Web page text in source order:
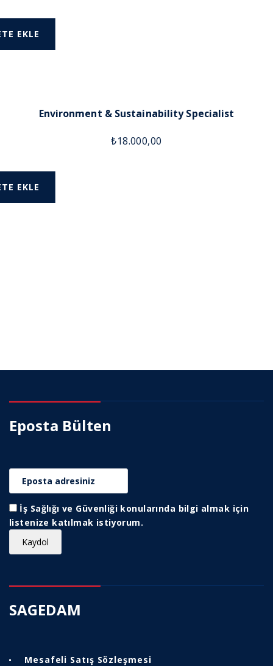
EKLE
Environment & Sustainability Specialist
₺18.000,00
EKLE
Eposta Bülten
İş Sağlığı ve Güvenliği konularında bilgi almak için
listenize katılmak istiyorum.
SAGEDAM
Mesafeli Satış Sözleşmesi